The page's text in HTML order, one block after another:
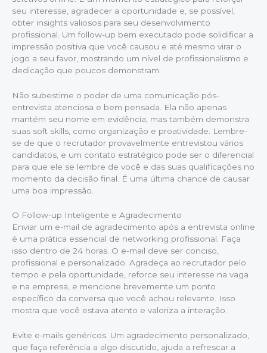
seu interesse, agradecer a oportunidade e, se possível,
obter insights valiosos para seu desenvolvimento
profissional. Um follow-up bem executado pode solidificar a
impressão positiva que você causou e até mesmo virar o
jogo a seu favor, mostrando um nível de profissionalismo e
dedicação que poucos demonstram.
Não subestime o poder de uma comunicação pós-
entrevista atenciosa e bem pensada. Ela não apenas
mantém seu nome em evidência, mas também demonstra
suas soft skills, como organização e proatividade. Lembre-
se de que o recrutador provavelmente entrevistou vários
candidatos, e um contato estratégico pode ser o diferencial
para que ele se lembre de você e das suas qualificações no
momento da decisão final. É uma última chance de causar
uma boa impressão.
O Follow-up Inteligente e Agradecimento
Enviar um e-mail de agradecimento após a entrevista online
é uma prática essencial de networking profissional. Faça
isso dentro de 24 horas. O e-mail deve ser conciso,
profissional e personalizado. Agradeça ao recrutador pelo
tempo e pela oportunidade, reforce seu interesse na vaga
e na empresa, e mencione brevemente um ponto
específico da conversa que você achou relevante. Isso
mostra que você estava atento e valoriza a interação.
Evite e-mails genéricos. Um agradecimento personalizado,
que faça referência a algo discutido, ajuda a refrescar a